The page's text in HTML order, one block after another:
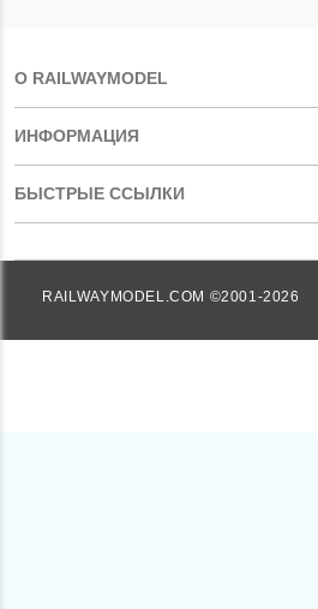
О RAILWAYMODEL
ИНФОРМАЦИЯ
БЫСТРЫЕ ССЫЛКИ
RAILWAYMODEL.COM ©2001-2026